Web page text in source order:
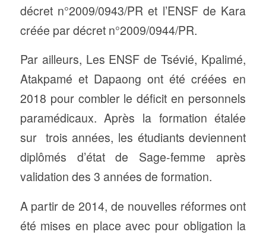
décret n°2009/0943/PR et l’ENSF de Kara
créée par décret n°2009/0944/PR.
Par ailleurs, Les ENSF de Tsévié, Kpalimé,
Atakpamé et Dapaong ont été créées en
2018 pour combler le déficit en personnels
paramédicaux. Après la formation étalée
sur trois années, les étudiants deviennent
diplômés d’état de Sage-femme après
validation des 3 années de formation.
A partir de 2014, de nouvelles réformes ont
été mises en place avec pour obligation la